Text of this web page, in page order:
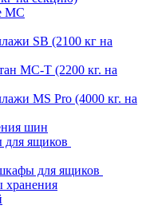
МС
SB (2100 кг на
МС-Т (2200 кг. на
MS Pro (4000 кг. на
шин
ящиков
для ящиков
хранения